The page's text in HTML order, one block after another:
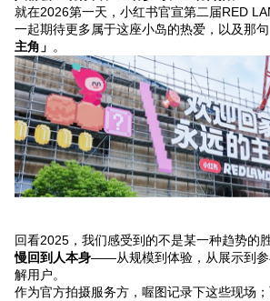
就在2026第一天，小红书官宣第二届RED
一起期待更多属于这座小岛的热爱，以及那句
主角」 。
回看2025，我们感受到的不是某一种趋势的
慢回到人本身——从规模到体验，从展示到参
解用户。
作为官方拍摄服务方，喔图记录下这些现场